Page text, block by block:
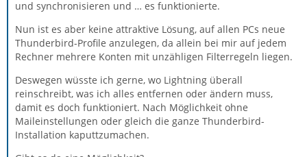
und synchronisieren und … es funktionierte.
Nun ist es aber keine attraktive Lösung, auf allen PCs neue
Thunderbird-Profile anzulegen, da allein bei mir auf jedem
Rechner mehrere Konten mit unzähligen Filterregeln liegen.
Deswegen wüsste ich gerne, wo Lightning überall
reinschreibt, was ich alles entfernen oder ändern muss,
damit es doch funktioniert. Nach Möglichkeit ohne
Maileinstellungen oder gleich die ganze Thunderbird-
Installation kaputtzumachen.